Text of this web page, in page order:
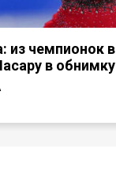
из чемпионок в
в обнимку